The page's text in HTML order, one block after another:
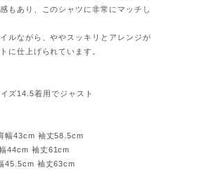
もあり、このシャツに非常にマッチし
ルながら、ややスッキリとアレンジが
に仕上げられています。
ズ14.5着用でジャスト
43cm 袖丈58.5cm
44cm 袖丈61cm
袖丈63cm